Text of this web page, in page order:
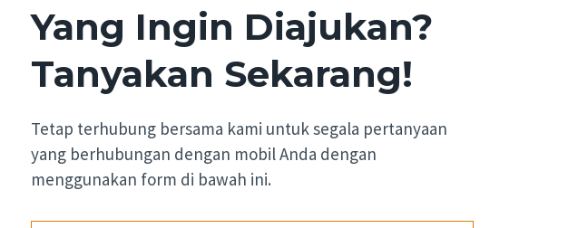
Yang Ingin Diajukan?
Tanyakan Sekarang!
Tetap terhubung bersama kami untuk segala pertanyaan
yang berhubungan dengan mobil Anda dengan
menggunakan form di bawah ini.